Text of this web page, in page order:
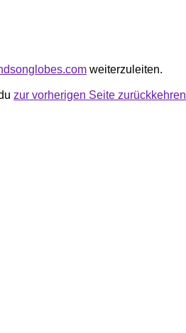
weiterzuleiten.
zur vorherigen Seite zurückkehren